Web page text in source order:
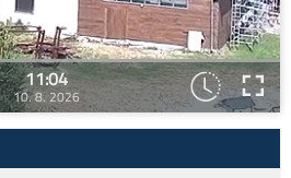
11:04
10. 8. 2026